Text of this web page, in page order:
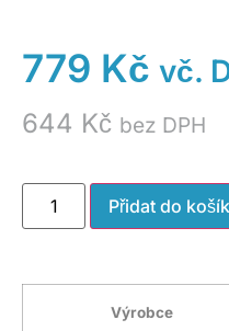
779 Kč vč.
644 Kč bez DPH
Přidat do
Výrobce